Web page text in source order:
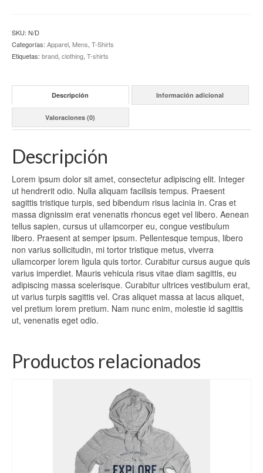
Academia
Calendario
Calendario 2024
Descargar estatutos
SKU: N/D
Categorías: Apparel, Mens, T-Shirts
Etiquetas: brand, clothing, T-shirts
Descripción Información adicional
Valoraciones (0)
Descripción
Lorem ipsum dolor sit amet, consectetur adipiscing elit. Integer
ut hendrerit odio. Nulla aliquam facilisis tempus. Praesent
sagittis tristique turpis, sed bibendum risus lacinia in. Cras et
massa dignissim erat venenatis rhoncus eget vel libero. Aenean
tellus sapien, cursus ut ullamcorper eu, congue vestibulum
libero. Praesent at semper ipsum. Pellentesque tempus, libero
non varius sollicitudin, mi tortor tristique metus, viverra
ullamcorper lorem ligula quis tortor. Curabitur cursus augue quis
varius imperdiet. Mauris vehicula risus vitae diam sagittis, eu
adipiscing massa scelerisque. Curabitur ultrices vestibulum erat,
ut varius turpis sagittis vel. Cras aliquet massa at lacus aliquet,
vel pretium lorem pretium. Nam nunc enim, molestie id sagittis
ut, venenatis eget odio.
Productos relacionados